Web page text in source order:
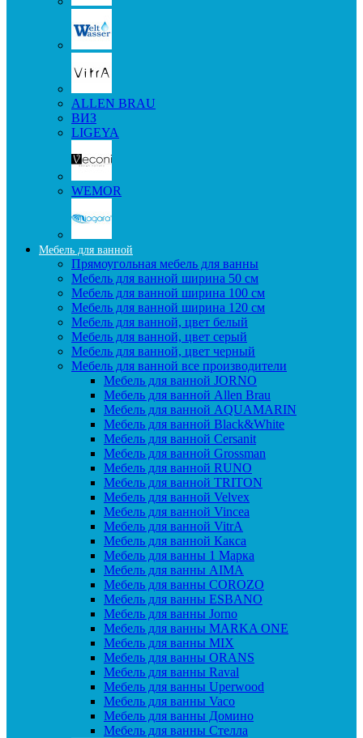
ALLEN BRAU
ВИЗ
LIGEYA
WEMOR
Мебель для ванной
Прямоугольная мебель для ванны
Мебель для ванной ширина 50 см
Мебель для ванной ширина 100 см
Мебель для ванной ширина 120 см
Мебель для ванной, цвет белый
Мебель для ванной, цвет серый
Мебель для ванной, цвет черный
Мебель для ванной все производители
Мебель для ванной JORNO
Мебель для ванной Allen Brau
Мебель для ванной AQUAMARIN
Мебель для ванной Black&White
Мебель для ванной Cersanit
Мебель для ванной Grossman
Мебель для ванной RUNO
Мебель для ванной TRITON
Мебель для ванной Velvex
Мебель для ванной Vincea
Мебель для ванной VitrA
Мебель для ванной Какса
Мебель для ванны 1 Марка
Мебель для ванны AIMA
Мебель для ванны COROZO
Мебель для ванны ESBANO
Мебель для ванны Jorno
Мебель для ванны MARKA ONE
Мебель для ванны MIX
Мебель для ванны ORANS
Мебель для ванны Raval
Мебель для ванны Uperwood
Мебель для ванны Vaco
Мебель для ванны Домино
Мебель для ванны Стелла